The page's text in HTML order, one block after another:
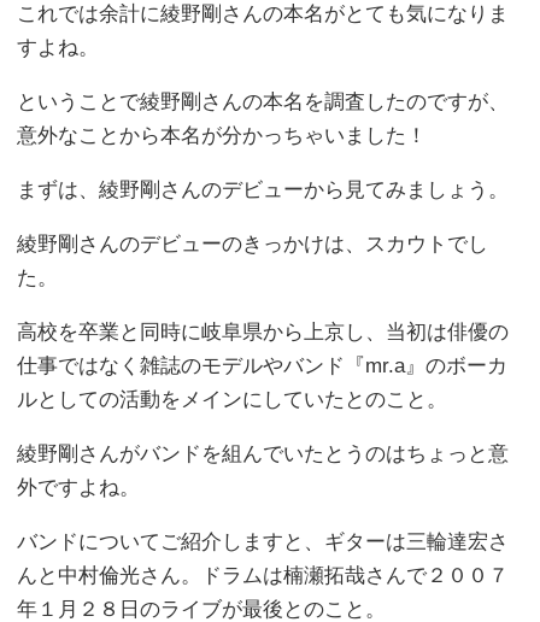
これでは余計に綾野剛さんの本名がとても気になりま
すよね。
ということで綾野剛さんの本名を調査したのですが、
意外なことから本名が分かっちゃいました！
まずは、綾野剛さんのデビューから見てみましょう。
綾野剛さんのデビューのきっかけは、スカウトでし
た。
高校を卒業と同時に岐阜県から上京し、当初は俳優の
仕事ではなく雑誌のモデルやバンド『mr.a』のボーカ
ルとしての活動をメインにしていたとのこと。
綾野剛さんがバンドを組んでいたとうのはちょっと意
外ですよね。
バンドについてご紹介しますと、ギターは三輪達宏さ
んと中村倫光さん。ドラムは楠瀬拓哉さんで２００７
年１月２８日のライブが最後とのこと。